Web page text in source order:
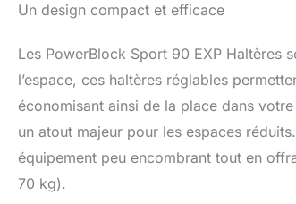
Un design compact et efficace
Les PowerBlock Sport 90 EXP Haltères
l’espace, ces haltères réglables
économisant ainsi de la place dans
un atout majeur pour les espaces
équipement peu encombrant tout en
70 kg).